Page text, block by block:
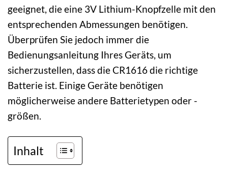
geeignet, die eine 3V Lithium-Knopfzelle mit den
entsprechenden Abmessungen benötigen.
Überprüfen Sie jedoch immer die
Bedienungsanleitung Ihres Geräts, um
sicherzustellen, dass die CR1616 die richtige
Batterie ist. Einige Geräte benötigen
möglicherweise andere Batterietypen oder -
größen.
Inhalt